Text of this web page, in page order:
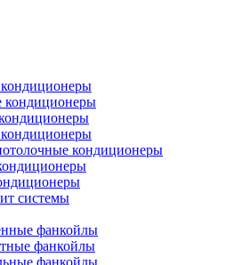
кондиционеры
системы
фанкойлы
фанкойлы
фанкойлы